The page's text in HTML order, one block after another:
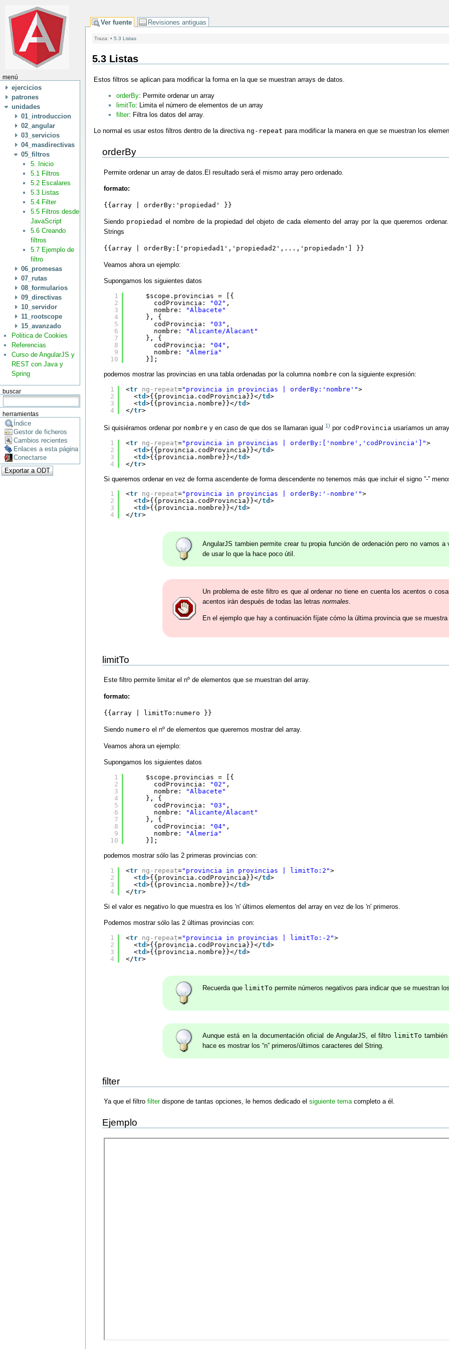
menú
ejercicios
patrones
unidades
01_introduccion
02_angular
03_servicios
04_masdirectivas
05_filtros
5. Inicio
5.1 Filtros
5.2 Escalares
5.3 Listas
5.4 Filter
5.5 Filtros desde
JavaScript
5.6 Creando
filtros
5.7 Ejemplo de
filtro
06_promesas
07_rutas
08_formularios
09_directivas
10_servidor
11_rootscope
15_avanzado
Politica de Cookies
Referencias
Curso de AngularJS y
REST con Java y
Spring
buscar
herramientas
Índice
Gestor de ficheros
Cambios recientes
Enlaces a esta página
Conectarse
Ver fuente Revisiones antiguas
Traza: • 5.3 Listas
5.3 Listas
Estos filtros se aplican para modificar la forma en la que se muestran arrays de datos.
orderBy: Permite ordenar un array
limitTo: Limita el número de elementos de un array
filter: Filtra los datos del array.
Lo normal es usar estos filtros dentro de la directiva ng-repeat para modificar la manera en que se muestran los
orderBy
Permite ordenar un array de datos.El resultado será el mismo array pero ordenado.
formato:
{{array | orderBy:'propiedad' }}
Siendo propiedad el nombre de la propiedad del objeto de cada elemento del array por la que queremos
Strings
{{array | orderBy:['propiedad1','propiedad2',...,'propiedadn'] }}
Veamos ahora un ejemplo:
Supongamos los siguientes datos
1
2
3
4
5
6
7
8
9
10
$scope.provincias = [{
codProvincia:
"02" ,
nombre:
"Albacete"
}, {
codProvincia:
"03" ,
nombre:
"Alicante/Alacant"
}, {
codProvincia:
"04" ,
nombre:
"Almería"
}];
podemos mostrar las provincias en una tabla ordenadas por la columna nombre con la siguiente expresión:
1
2
3
4
<tr ng-repeat="provincia in provincias | orderBy:'nombre'">
<td >{{provincia.codProvincia}}</td >
<td >{{provincia.nombre}}</td >
</tr>
Si quisiéramos ordenar por nombre y en caso de que dos se llamaran igual 1) por codProvincia usaríamos un
1
2
3
4
<tr ng-repeat="provincia in provincias | orderBy:['nombre','codProvincia']">
<td >{{provincia.codProvincia}}</td >
<td >{{provincia.nombre}}</td >
</tr>
Si queremos ordenar en vez de forma ascendente de forma descendente no tenemos más que incluir el signo ”-”
1
2
3
4
<tr ng-repeat="provincia in provincias | orderBy:'-nombre'">
<td >{{provincia.codProvincia}}</td >
<td >{{provincia.nombre}}</td >
</tr>
AngularJS tambien permite crear tu propia función de ordenación pero no vamos
de usar lo que la hace poco útil.
Un problema de este filtro es que al ordenar no tiene en cuenta los acentos o
acentos irán después de todas las letras normales.
En el ejemplo que hay a continuación fíjate cómo la última provincia que se muestra
limitTo
Este filtro permite limitar el nº de elementos que se muestran del array.
formato:
{{array | limitTo:numero }}
Siendo numero el nº de elementos que queremos mostrar del array.
Veamos ahora un ejemplo:
Supongamos los siguientes datos
1
2
3
4
5
6
7
8
9
10
$scope.provincias = [{
codProvincia:
"02" ,
nombre:
"Albacete"
}, {
codProvincia:
"03" ,
nombre:
"Alicante/Alacant"
}, {
codProvincia:
"04" ,
nombre:
"Almería"
}];
podemos mostrar sólo las 2 primeras provincias con:
1
2
3
4
<tr ng-repeat="provincia in provincias | limitTo:2">
<td >{{provincia.codProvincia}}</td >
<td >{{provincia.nombre}}</td >
</tr>
Si el valor es negativo lo que muestra es los 'n' últimos elementos del array en vez de los 'n' primeros.
Podemos mostrar sólo las 2 últimas provincias con:
1
2
3
4
<tr ng-repeat="provincia in provincias | limitTo:-2">
<td >{{provincia.codProvincia}}</td >
<td >{{provincia.nombre}}</td >
</tr>
Recuerda que limitTo permite números negativos para indicar que se muestran
Aunque está en la documentación oficial de AngularJS, el filtro limitTo
hace es mostrar los “n” primeros/últimos caracteres del String.
filter
Ya que el filtro filterdispone de tantas opciones, le hemos dedicado el siguiente temacompleto a él.
Ejemplo